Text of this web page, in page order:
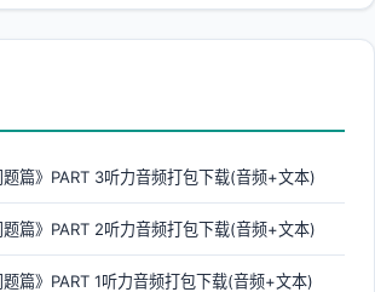
题篇》PART 3听力音频打包下载(音频+文本)
题篇》PART 2听力音频打包下载(音频+文本)
题篇》PART 1听力音频打包下载(音频+文本)